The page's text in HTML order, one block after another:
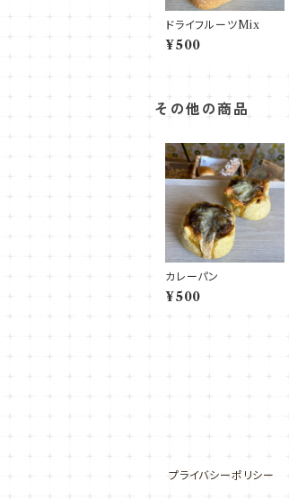
ドライフルーツMix
¥500
その他の商品
カレーパン
¥500
プライバシーポリシー